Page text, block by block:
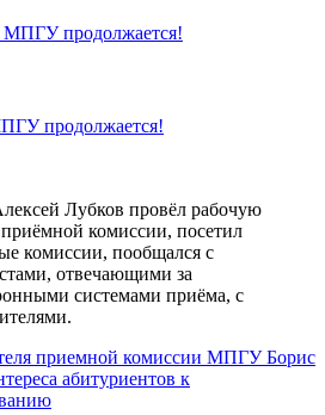
продолжается!
Лубков провёл рабочую
комиссии, посетил
комиссии, пообщался с
отвечающими за
системами приёма, с